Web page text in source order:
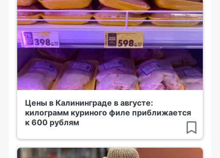
Цены в Калининграде в августе:
килограмм куриного филе приближается
к 600 рублям